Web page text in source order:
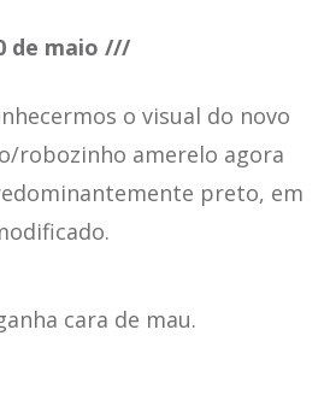
de maio ///
o visual do novo
robozinho amerelo agora
preto, em
cara de mau.